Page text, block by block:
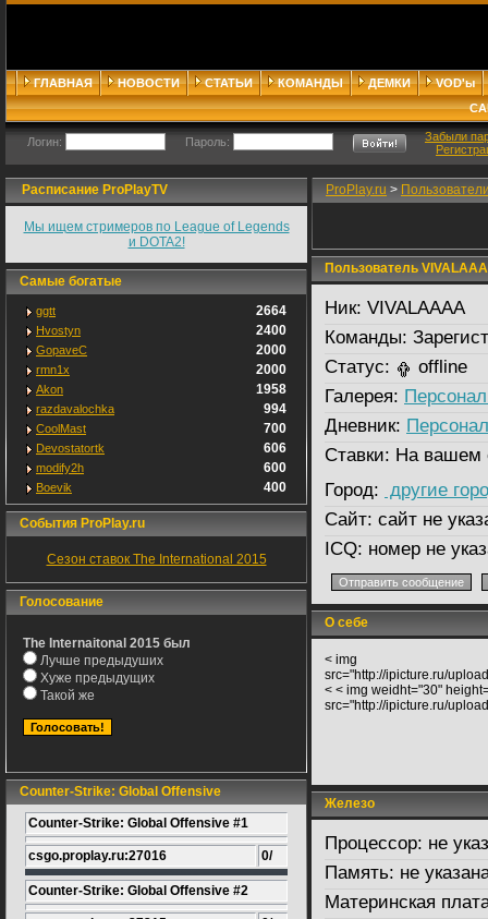
ГЛАВНАЯ НОВОСТИ СТАТЬИ КОМАНДЫ ДЕМКИ
VOD'ы
Логин: Пароль:
Забыли
Расписание ProPlayTV
Мы ищем стримеров по League of Legends
и DOTA2!
Самые богатые
ggtt 2664
Hvostyn 2400
GopaveC 2000
rmn1x 2000
Akon 1958
razdavalochka 994
CoolMast 700
Devostatortk 606
modify2h 600
Boevik 400
События ProPlay.ru
Сезон ставок The International 2015
Голосование
The Internaitonal 2015 был
Лучше предыдуших
Хуже предыдущих
Такой же
Counter-Strike: Global Offensive
Counter-Strike: Global Offensive #1
csgo.proplay.ru:27016 0/
Counter-Strike: Global Offensive #2
ProPlay.ru >
Пользователь
Ник: VIVALAAAA
Команды:
Статус:
offline
Галерея:
Дневник:
Ставки: На вашем
Город: другие
Сайт: сайт не
ICQ: номер не
О себе
< img
src="http://ipicture.ru/
< < img weidht="30"
src="http://ipicture.ru/
Железо
Процессор: не
Память: не
Материнская